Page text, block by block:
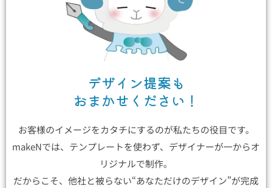
デザイン提案も
おまかせください！
お客様のイメージをカタチにするのが私たちの役目です。
makeNでは、テンプレートを使わず、デザイナーが一からオ
リジナルで制作。
だからこそ、他社と被らない“あなただけのデザイン”が完成